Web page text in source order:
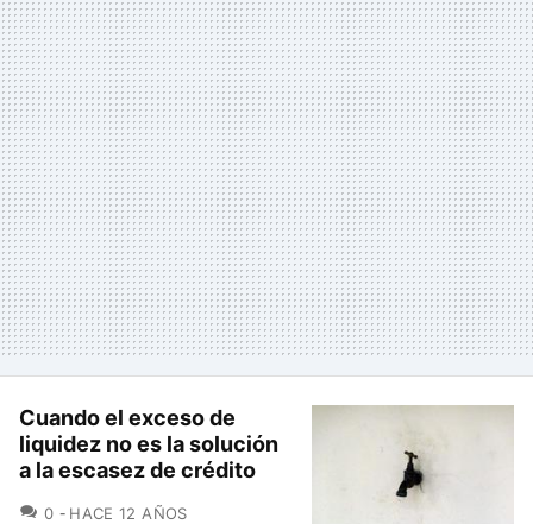
Cuando el exceso de
liquidez no es la solución
a la escasez de crédito
0 COMENTARIOS
HACE 12 AÑOS